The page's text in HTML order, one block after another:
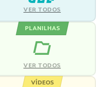
VER TODOS
PLANILHAS
VER TODOS
VÍDEOS